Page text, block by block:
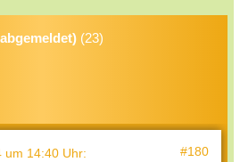
(23)
um 14:40 Uhr: #180